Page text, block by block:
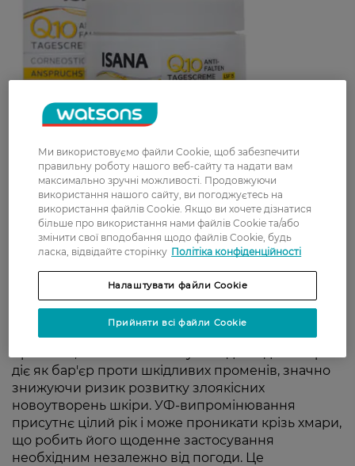
Крім зволоження, основною перевагою крему
для обличчя з SPF на кожен день є його здатність
захищати шкіру від шкідливого впливу
ультрафіолетового (УФ) випромінювання.
Щоденне використання SPF допомагає запобігти
передчасному старінню, викликаному впливом
сонця. Ультрафіолетові промені можуть
яке характеризується зморшками, тонкими
лініями та гіперпігментацією. Регулярне
застосування зволожувального крему з SPF
знижує ризик появи цих ознак старіння.
діє як бар'єр проти шкідливих променів, значно
знижуючи ризик розвитку злоякісних
новоутворень шкіри. УФ-випромінювання
присутнє цілий рік і може проникати крізь хмари,
що робить його щоденне застосування
необхідним незалежно від погоди. Це
Ми використовуємо файли Cookie, щоб забезпечити
правильну роботу нашого веб-сайту та надати вам
максимально зручні можливості. Продовжуючи
використання нашого сайту, ви погоджуєтесь на
використання файлів Cookie. Якщо ви хочете дізнатися
більше про використання нами файлів Cookie та/або
змінити свої вподобання щодо файлів Cookie, будь
ласка, відвідайте сторінку Політіка конфіденційності
Налаштувати файли Cookie
Прийняти всі файли Cookie